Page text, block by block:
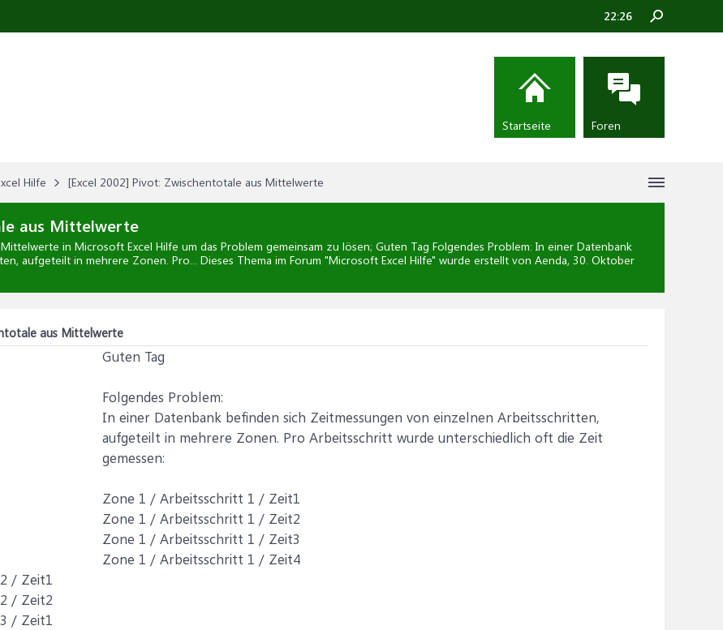
Hilfe [Excel 2002] Pivot: Zwischentotale aus Mittelwerte
aus Mittelwerte
in Microsoft Excel Hilfe um das Problem gemeinsam zu lösen; Guten Tag Folgendes Problem: In einer Datenbank
aufgeteilt in mehrere Zonen. Pro... Dieses Thema im Forum "Microsoft Excel Hilfe" wurde erstellt von Aenda, 30. Oktober
aus Mittelwerte
Guten Tag
Folgendes Problem:
In einer Datenbank befinden sich Zeitmessungen von einzelnen Arbeitsschritten,
aufgeteilt in mehrere Zonen. Pro Arbeitsschritt wurde unterschiedlich oft die Zeit
gemessen:
Zone 1 / Arbeitsschritt 1 / Zeit1
Zone 1 / Arbeitsschritt 1 / Zeit2
Zone 1 / Arbeitsschritt 1 / Zeit3
Zone 1 / Arbeitsschritt 1 / Zeit4
/ Zeit1
/ Zeit2
/ Zeit1
22:26
Startseite Foren